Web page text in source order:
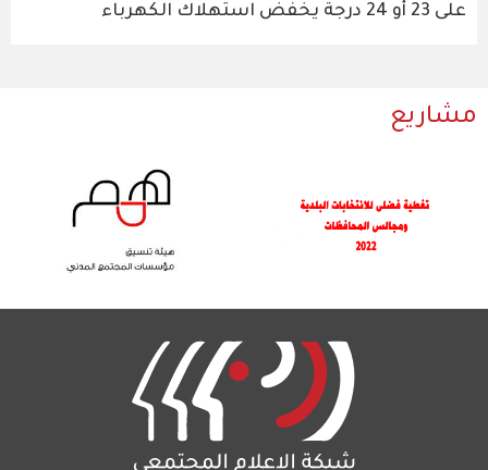
على 23 أو 24 درجة يخفض استهلاك الكهرباء
مشاريع